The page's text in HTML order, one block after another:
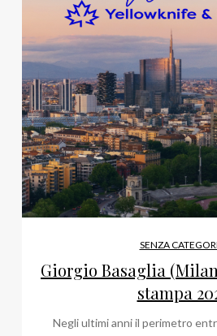
SENZA
Giorgio Basaglia
stampa
Negli ultimi anni il perimetro